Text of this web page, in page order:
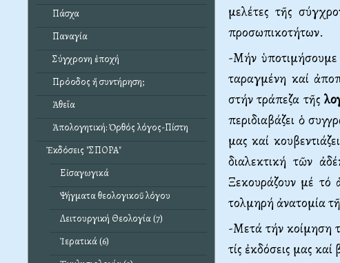
Πάσχα
Παναγία
Σύγχρονη ἐποχή
Πρόοδος ἤ συντήρηση;
Ἀθεΐα
Ἀπολογητική: Ὀρθός λόγος-Πίστη
Ἐκδόσεις "ΣΠΟΡΑ"
Εἰσαγωγικά
Ψήγματα θεολογικοῦ λόγου
Λειτουργική Θεολογία (7)
Ἱερατικά (6)
μελέτες τῆς
προσωπικοτήτων.
-Μήν ὑποτιμήσουμε
ταραγμένη καί
στήν τράπεζα τῆς
περιδιαβάζει ὁ
μας καί
διαλεκτική τῶν
Ξεκουράζουν μέ τό
τολμηρή ἀνατομία
-Μετά τήν κοίμηση
τίς ἐκδόσεις μας καί